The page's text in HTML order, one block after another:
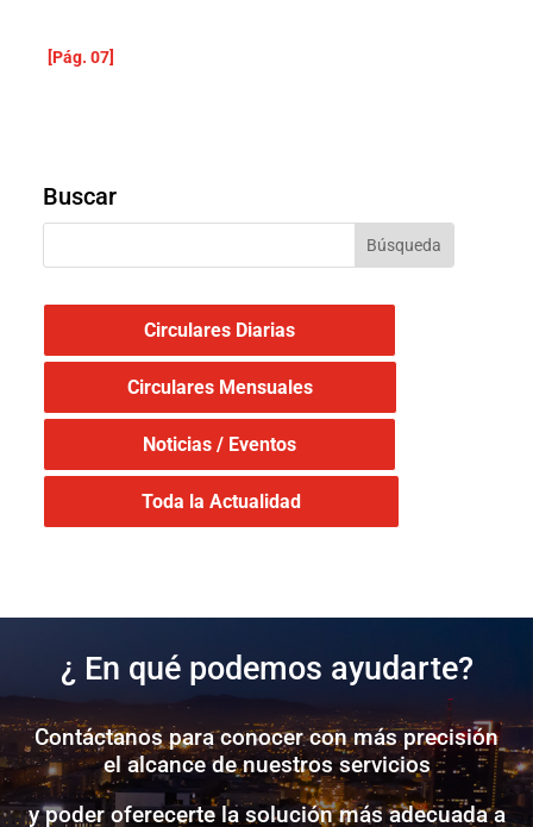
[Pág. 07]
Buscar
Circulares Diarias
Circulares Mensuales
Noticias / Eventos
Toda la Actualidad
¿ En qué podemos ayudarte?
Contáctanos para conocer con más precisión
el alcance de nuestros servicios
y poder oferecerte la solución más adecuada a